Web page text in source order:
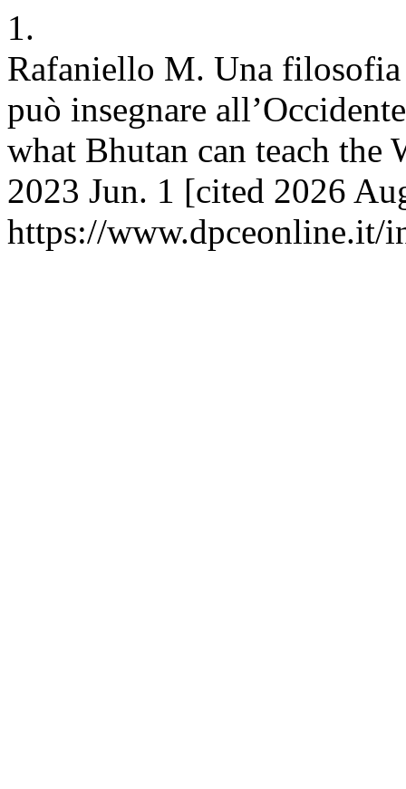
1.
Rafaniello M. Una filosofia
può insegnare
what Bhutan can teach
2023 Jun. 1 [cited 2026
https://www.dpceonline.it/